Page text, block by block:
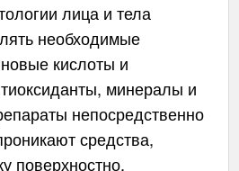
лица и тела
необходимые
кислоты и
минералы и
непосредственно
средства,
поверхностно.